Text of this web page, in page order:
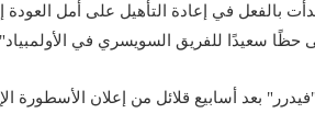
بالفعل في إعادة التأهيل على أمل
حظًا سعيدًا للفريق السويسري في
بعد أسابيع قلائل من إعلان الأسطورة